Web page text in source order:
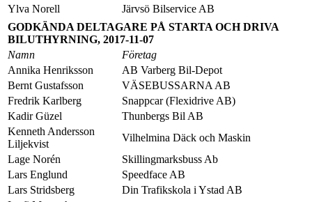
Ylva Norell
Järvsö Bilservice AB
GODKÄNDA DELTAGARE PÅ STARTA OCH DRIVA
BILUTHYRNING, 2017-11-07
Namn
Företag
Annika Henriksson
AB Varberg Bil-Depot
Bernt Gustafsson
VÄSEBUSSARNA AB
Fredrik Karlberg
Snappcar (Flexidrive AB)
Kadir Güzel
Thunbergs Bil AB
Kenneth Andersson
Liljekvist
Vilhelmina Däck och Maskin
Lage Norén
Skillingmarksbuss Ab
Lars Englund
Speedface AB
Lars Stridsberg
Din Trafikskola i Ystad AB